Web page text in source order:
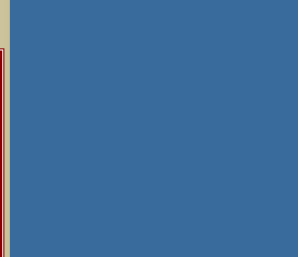
Biały Bór, Biały Dunajec,